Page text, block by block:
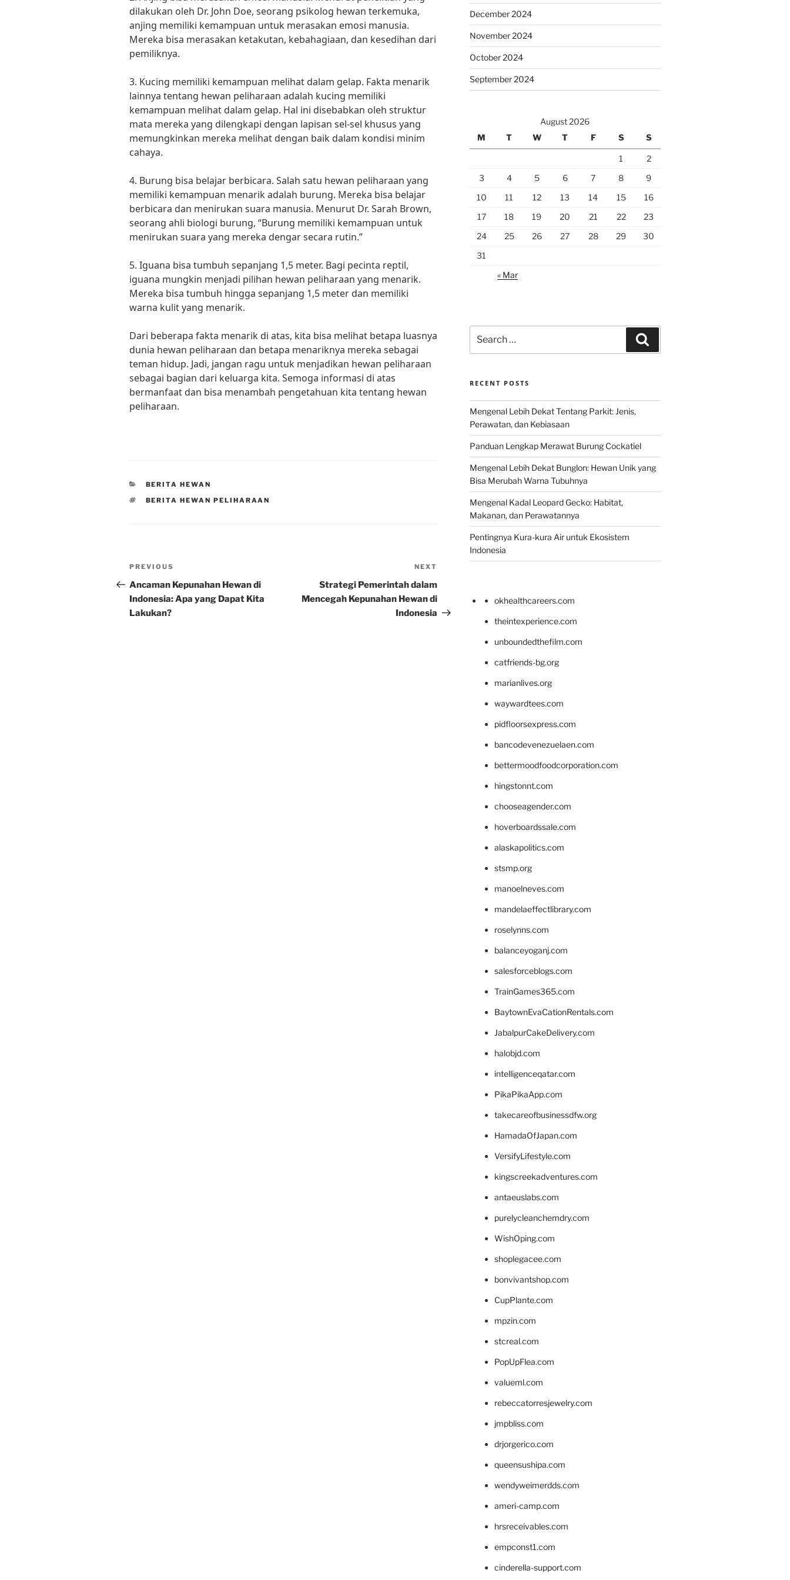
dilakukan oleh Dr. John Doe, seorang psikolog hewan terkemuka,
anjing memiliki kemampuan untuk merasakan emosi manusia.
Mereka bisa merasakan ketakutan, kebahagiaan, dan kesedihan dari
pemiliknya.
3. Kucing memiliki kemampuan melihat dalam gelap. Fakta menarik
lainnya tentang hewan peliharaan adalah kucing memiliki
kemampuan melihat dalam gelap. Hal ini disebabkan oleh struktur
mata mereka yang dilengkapi dengan lapisan sel-sel khusus yang
memungkinkan mereka melihat dengan baik dalam kondisi minim
cahaya.
4. Burung bisa belajar berbicara. Salah satu hewan peliharaan yang
memiliki kemampuan menarik adalah burung. Mereka bisa belajar
berbicara dan menirukan suara manusia. Menurut Dr. Sarah Brown,
seorang ahli biologi burung, “Burung memiliki kemampuan untuk
menirukan suara yang mereka dengar secara rutin.”
5. Iguana bisa tumbuh sepanjang 1,5 meter. Bagi pecinta reptil,
iguana mungkin menjadi pilihan hewan peliharaan yang menarik.
Mereka bisa tumbuh hingga sepanjang 1,5 meter dan memiliki
warna kulit yang menarik.
Dari beberapa fakta menarik di atas, kita bisa melihat betapa luasnya
dunia hewan peliharaan dan betapa menariknya mereka sebagai
teman hidup. Jadi, jangan ragu untuk menjadikan hewan peliharaan
sebagai bagian dari keluarga kita. Semoga informasi di atas
bermanfaat dan bisa menambah pengetahuan kita tentang hewan
peliharaan.
CATEGORIES
BERITA HEWAN
TAGS
BERITA HEWAN PELIHARAAN
Post
navigation
Previous
Post
PREVIOUS
Ancaman Kepunahan Hewan di
Indonesia: Apa yang Dapat Kita
Lakukan?
Post
NEXT
Strategi Pemerintah dalam
Mencegah Kepunahan Hewan di
Indonesia
December 2024
November 2024
October 2024
September 2024
August 2026
M
T W T F S S
1
2
3
4 5 6 7 8
9
10
11 12 13 14 15
16
17
18 19 20 21 22
23
24
25 26 27 28 29
30
31
« Mar
for:
RECENT POSTS
Mengenal Lebih Dekat Tentang Parkit: Jenis,
Perawatan, dan Kebiasaan
Panduan Lengkap Merawat Burung Cockatiel
Mengenal Lebih Dekat Bunglon: Hewan Unik yang
Bisa Merubah Warna Tubuhnya
Mengenal Kadal Leopard Gecko: Habitat,
Makanan, dan Perawatannya
Pentingnya Kura-kura Air untuk Ekosistem
Indonesia
okhealthcareers.com
theintexperience.com
unboundedthefilm.com
catfriends-bg.org
marianlives.org
waywardtees.com
pidfloorsexpress.com
bancodevenezuelaen.com
bettermoodfoodcorporation.com
hingstonnt.com
chooseagender.com
hoverboardssale.com
alaskapolitics.com
stsmp.org
manoelneves.com
mandelaeffectlibrary.com
roselynns.com
balanceyoganj.com
salesforceblogs.com
TrainGames365.com
BaytownEvaCationRentals.com
JabalpurCakeDelivery.com
halobjd.com
intelligenceqatar.com
PikaPikaApp.com
takecareofbusinessdfw.org
HamadaOfJapan.com
VersifyLifestyle.com
kingscreekadventures.com
antaeuslabs.com
purelycleanchemdry.com
WishOping.com
shoplegacee.com
bonvivantshop.com
CupPlante.com
mpzin.com
stcreal.com
PopUpFlea.com
valueml.com
rebeccatorresjewelry.com
jmpbliss.com
drjorgerico.com
queensushipa.com
wendyweimerdds.com
ameri-camp.com
hrsreceivables.com
empconst1.com
cinderella-support.com